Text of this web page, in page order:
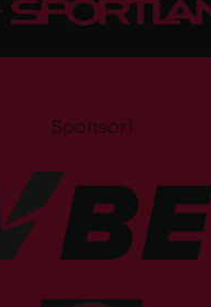
Sponsori